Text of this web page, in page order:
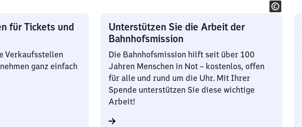
für Tickets und
Verkaufsstellen
ganz einfach
Unterstützen Sie die Arbeit der
Bahnhofsmission
Die Bahnhofsmission hilft seit über 100
Jahren Menschen in Not – kostenlos, offen
für alle und rund um die Uhr. Mit Ihrer
Spende unterstützen Sie diese wichtige
Arbeit!